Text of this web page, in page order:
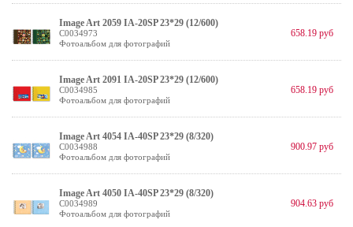
Image Art 2059 IA-20SP 23*29 (12/600)
C0034973
Фотоальбом для фотографий
658.19 руб
Image Art 2091 IA-20SP 23*29 (12/600)
C0034985
Фотоальбом для фотографий
658.19 руб
Image Art 4054 IA-40SP 23*29 (8/320)
C0034988
Фотоальбом для фотографий
900.97 руб
Image Art 4050 IA-40SP 23*29 (8/320)
C0034989
Фотоальбом для фотографий
904.63 руб